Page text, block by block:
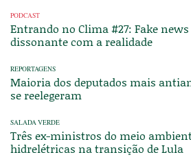
PODCAST
Entrando no Clima #27: Fake
dissonante com a realidade
REPORTAGENS
Maioria dos deputados mais
se reelegeram
SALADA VERDE
Três ex-ministros do meio
hidrelétricas na transição de Lula